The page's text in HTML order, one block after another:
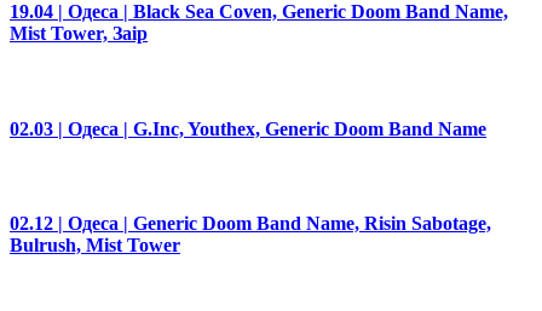
19.04 | Одеса | Black Sea Coven, Generic Doom Band Name,
Mist Tower, Заір
02.03 | Одеса | G.Inc, Youthex, Generic Doom Band Name
02.12 | Одеса | Generic Doom Band Name, Risin Sabotage,
Bulrush, Mist Tower